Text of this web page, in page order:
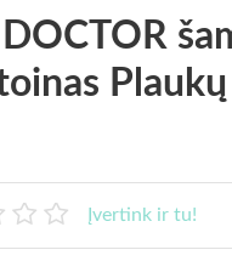
Įvertink ir tu!